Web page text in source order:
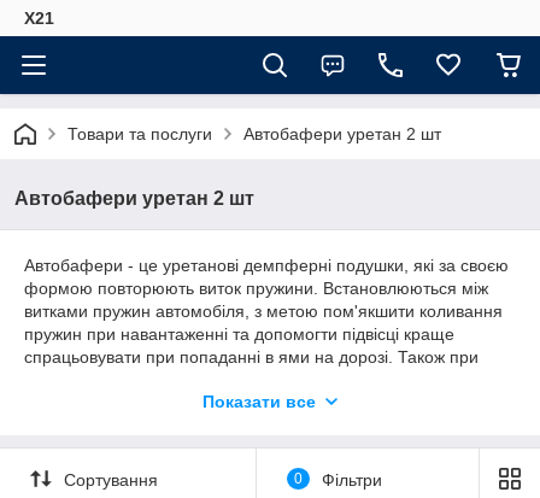
Х21
Товари та послуги Автобафери уретан 2 шт
Автобафери уретан 2 шт
Автобафери - це уретанові демпферні подушки, які за своєю
формою повторюють виток пружини. Встановлюються між
витками пружин автомобіля, з метою пом'якшити коливання
пружин при навантаженні та допомогти підвісці краще
спрацьовувати при попаданні в ями на дорозі. Також при
захист амортизаторів, зменшення крену кузова авто.
машини в поворотах або при обгоні. Надають комфорту,
плавності ходу. Вирішують проблему просідання при
Показати все
Сортування 0 Фільтри